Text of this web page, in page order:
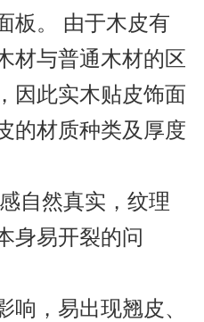
板。 由于木皮有
材与普通木材的区
因此实木贴皮饰面
的材质种类及厚度
自然真实，纹理
身易开裂的问
响，易出现翘皮、